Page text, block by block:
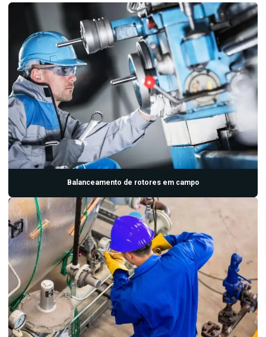
Balanceamento de maquinas rotativas
Balanceamento de rotores em campo
Empresa de analise de oleo
Empresa de analise de vibração
Empresa de balanceamento de rotores
Empresas de analise de vibração e termografia
Empresas de manutenção preditiva
Inspeção preditiva
Inspeção termográfica em painéis elétricos
Laboratorio de analise de oleo
Laboratorio de analise de oleo isolante
Laboratorio de analise de oleo lubrificante
Manutenção industrial preditiva
Manutenção preditiva industrial
Manutenção preditiva ultrassom
Balanceamento de rotores em campo